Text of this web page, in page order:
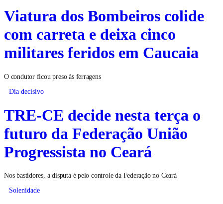
Viatura dos Bombeiros colide
com carreta e deixa cinco
militares feridos em Caucaia
O condutor ficou preso às ferragens
Dia decisivo
TRE-CE decide nesta terça o
futuro da Federação União
Progressista no Ceará
Nos bastidores, a disputa é pelo controle da Federação no Ceará
Solenidade